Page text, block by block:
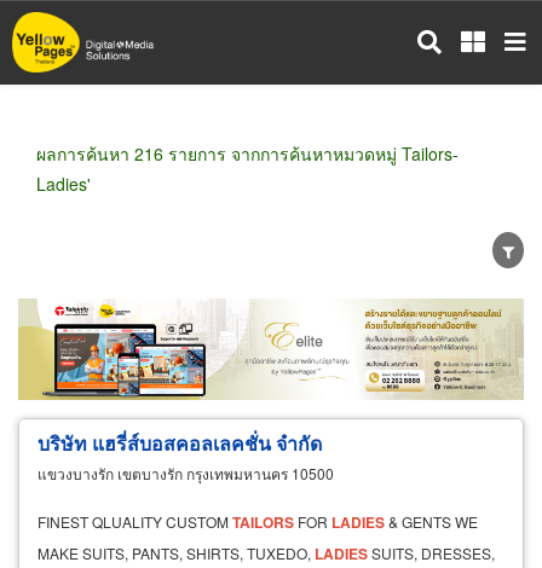
ข้าม
ไป
ผลการค้นหา 216 รายการ จากการค้นหาหมวดหมู่ Tailors-
Ladies'
ขายส่ง ขายปลีก ผู้ผลิต
ตัวแทนจัดจำหน่าย
ผู้ส่งออก/นำเข้า
ธุรกิจบริการ
บริษัท แฮรี่ส์บอสคอลเลคชั่น จำกัด
แขวงบางรัก เขตบางรัก กรุงเทพมหานคร 10500
FINEST QLUALITY CUSTOMTAILORS FOR LADIES& GENTS WE
MAKE SUITS, PANTS, SHIRTS, TUXEDO, LADIESSUITS, DRESSES,